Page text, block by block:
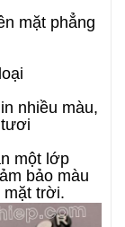
mặt phẳng
nhiều màu,
tươi
một lớp
bảo màu
mặt trời.